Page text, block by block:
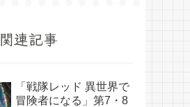
関連記事
「戦隊レッド 異世界で
冒険者になる」第7・8